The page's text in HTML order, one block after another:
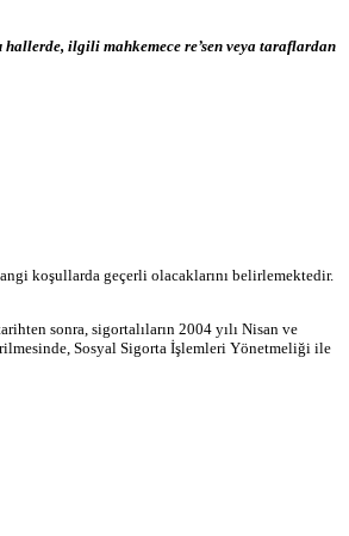
ilgili mahkemece re’sen veya taraflardan
koşullarda geçerli olacaklarını belirlemektedir.
sonra, sigortalıların 2004 yılı Nisan ve
Sosyal Sigorta İşlemleri Yönetmeliği ile